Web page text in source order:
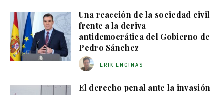
Una reacción de la sociedad civil
frente a la deriva
antidemocrática del Gobierno de
Pedro Sánchez
ERIK ENCINAS
El derecho penal ante la invasión